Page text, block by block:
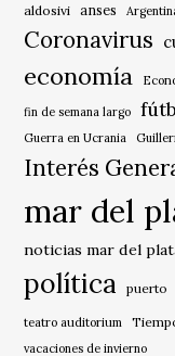
aldosivi anses
Coronavirus
economía
fin de semana largo
Guerra en Ucrania
Interés
mar del
noticias mar del
política puerto
teatro auditorium
vacaciones de invierno